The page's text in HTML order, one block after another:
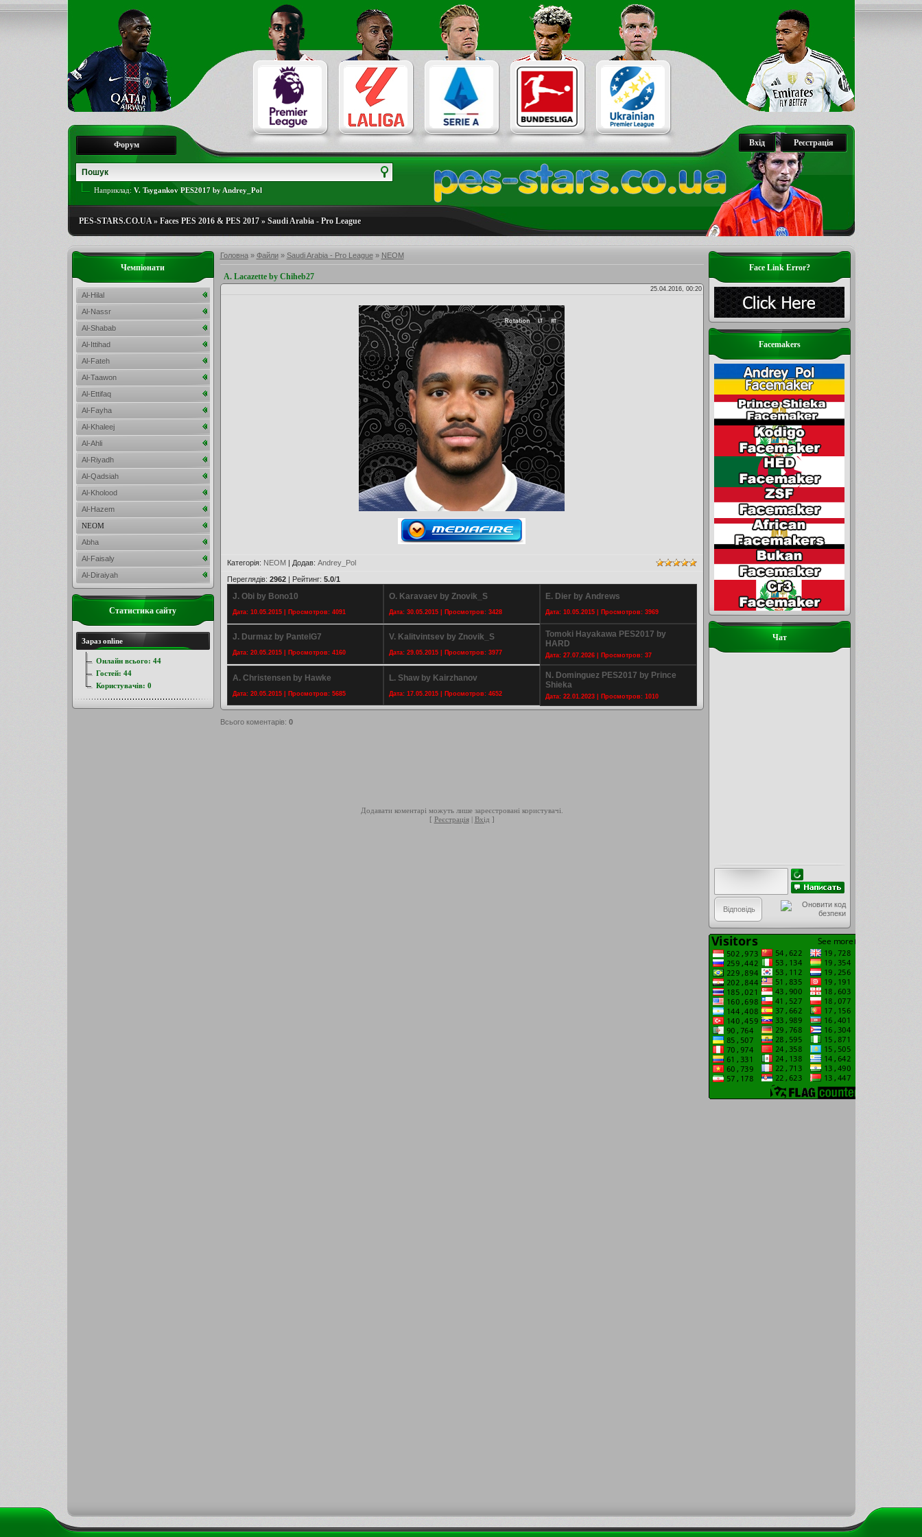
Реєстрація
Вхід
Форум
Наприклад: V. Tsygankov PES2017 by Andrey_Pol
PES-STARS.CO.UA» Faces PES 2016 & PES 2017» Saudi Arabia - Pro League
Головна» Файли» Saudi Arabia - Pro League» NEOM
A. Lacazette by Chiheb27
25.04.2016, 00:20
Категорія: NEOM| Додав: Andrey_Pol
Переглядів: 2962| Рейтинг: 5.0/1
J. Obi by Bono10
Дата: 10.05.2015 | Просмотров: 4091
O. Karavaev by Znovik_S
Дата: 30.05.2015 | Просмотров: 3428
E. Dier by Andrews
Дата: 10.05.2015 | Просмотров: 3969
J. Durmaz by PantelG7
Дата: 20.05.2015 | Просмотров: 4160
V. Kalitvintsev by Znovik_S
Дата: 29.05.2015 | Просмотров: 3977
Tomoki Hayakawa PES2017 by
HARD
Дата: 27.07.2026 | Просмотров: 37
A. Christensen by Hawke
Дата: 20.05.2015 | Просмотров: 5685
L. Shaw by Kairzhanov
Дата: 17.05.2015 | Просмотров: 4652
N. Dominguez PES2017 by Prince
Shieka
Дата: 22.01.2023 | Просмотров: 1010
Всього коментарів: 0
Додавати коментарі можуть лише зареєстровані користувачі.
[ Реєстрація| Вхід ]
Face Link Error?
Facemakers
Чат
Чемпіонати
Al-Hilal
Al-Nassr
Al-Shabab
Al-Ittihad
Al-Fateh
Al-Taawon
Al-Ettifaq
Al-Fayha
Al-Khaleej
Al-Ahli
Al-Riyadh
Al-Qadsiah
Al-Kholood
Al-Hazem
NEOM
Abha
Al-Faisaly
Al-Diraiyah
Статистика сайту
Зараз online
Онлайн всього: 44
Гостей: 44
Користувачів: 0